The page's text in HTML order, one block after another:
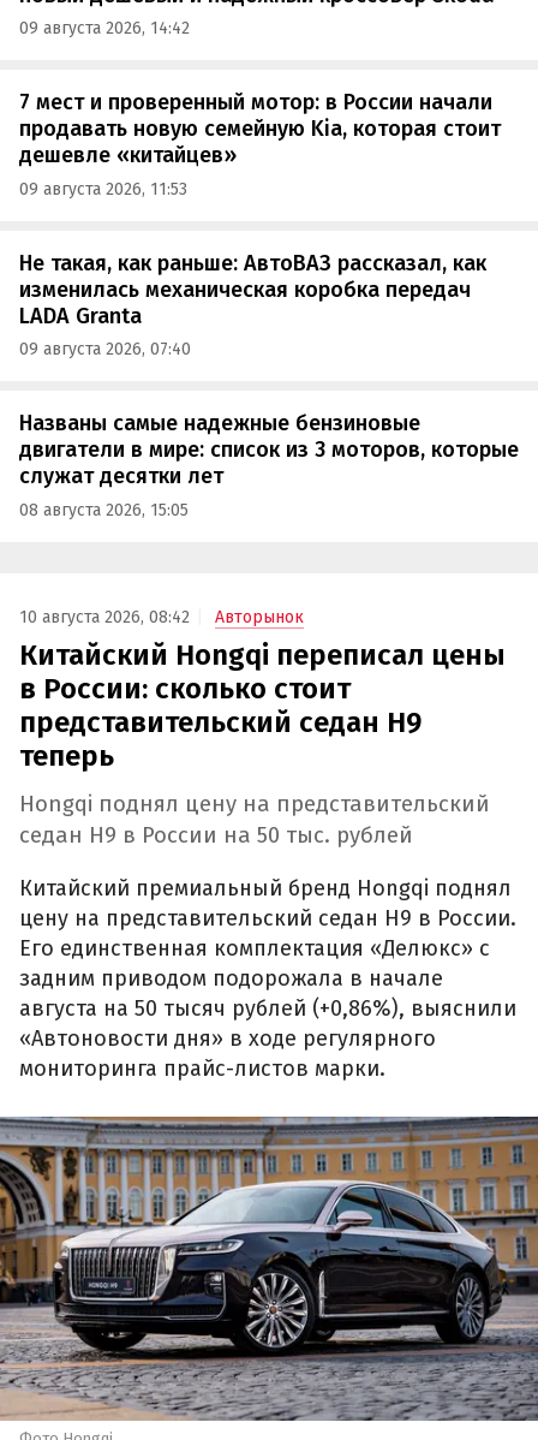
09 августа 2026, 14:42
7 мест и проверенный мотор: в России начали
продавать новую семейную Kia, которая стоит
дешевле «китайцев»
09 августа 2026, 11:53
Не такая, как раньше: АвтоВАЗ рассказал, как
изменилась механическая коробка передач
LADA Granta
09 августа 2026, 07:40
Названы самые надежные бензиновые
двигатели в мире: список из 3 моторов, которые
служат десятки лет
08 августа 2026, 15:05
10 августа 2026, 08:42 Авторынок
Китайский Hongqi переписал цены
в России: сколько стоит
представительский седан H9
теперь
Hongqi поднял цену на представительский
седан H9 в России на 50 тыс. рублей
Китайский премиальный бренд Hongqi поднял
цену на представительский седан H9 в России.
Его единственная комплектация «Делюкс» с
задним приводом подорожала в начале
августа на 50 тысяч рублей (+0,86%), выяснили
«Автоновости дня» в ходе регулярного
мониторинга прайс-листов марки.